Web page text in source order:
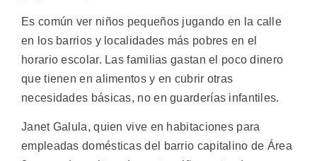
Es común ver niños pequeños jugando en la calle
en los barrios y localidades más pobres en el
horario escolar. Las familias gastan el poco dinero
que tienen en alimentos y en cubrir otras
necesidades básicas, no en guarderías infantiles.
Janet Galula, quien vive en habitaciones para
empleadas domésticas del barrio capitalino de Área